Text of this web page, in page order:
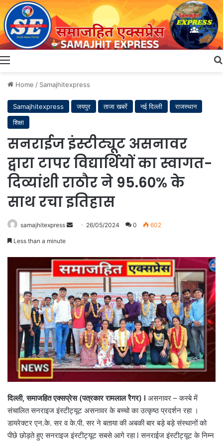
Menu
Home / Samajhitexpress
Samajhitexpress जयपुर ताजा खबरें नई दिल्ली
राजस्थान
शिक्षा
सनराईज इंस्टीट्यूट असनावर
द्वारा टापर विद्यार्थियों का स्वागत-
दिव्यांशी राठौर ने 95.60% के
साथ रचा इतिहास
samajhitexpress
Send 26/05/2024 0 602
Less than a minute
दिल्ली,समाजहित एक्सप्रेस (पत्रकार रामलाल रैगर) l असनावर – कस्बे में
संचालित सनराइज इंस्टीट्यूट असनावर के बच्चो का उत्कृष्ठ प्रदर्शन रहा ।
डायरेक्टर एन.के. सर व के.पी. सर ने बताया की अबकी बार बड़े बड़े संस्थानों को
पीछे छोड़ते हुए सनराइज इंस्टीट्यूट सबसे आगे रहा l सनराईज इंस्टीट्यूट के निम्न